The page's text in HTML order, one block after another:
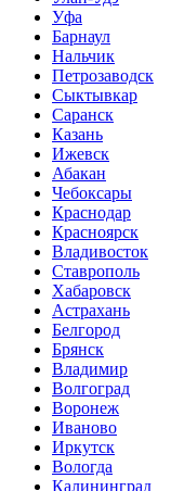
Уфа
Барнаул
Нальчик
Петрозаводск
Сыктывкар
Саранск
Казань
Ижевск
Абакан
Чебоксары
Краснодар
Красноярск
Владивосток
Ставрополь
Хабаровск
Астрахань
Белгород
Брянск
Владимир
Волгоград
Воронеж
Иваново
Иркутск
Вологда
Калининград